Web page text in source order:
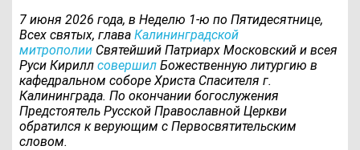
7 июня 2026 года, в Неделю 1-ю по Пятидесятнице,
Всех святых, главаКалининградской
митрополии Святейший Патриарх Московский и всея
Руси Кириллсовершил Божественную литургию в
кафедральном соборе Христа Спасителя г.
Калининграда. По окончании богослужения
Предстоятель Русской Православной Церкви
обратился к верующим с Первосвятительским
словом.